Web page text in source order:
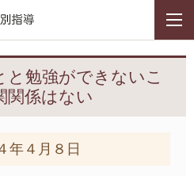
と勉強ができないこ
関係はない
年４月８日